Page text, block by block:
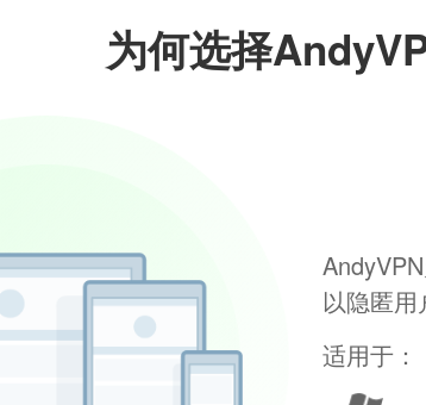
为何选择
以隐匿用
适用于：